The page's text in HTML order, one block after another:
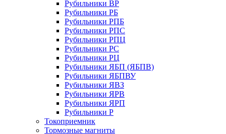
Рубильники ВР
Рубильники РБ
Рубильники РПБ
Рубильники РПС
Рубильники РПЦ
Рубильники РС
Рубильники РЦ
Рубильники ЯБП (ЯБПВ)
Рубильники ЯБПВУ
Рубильники ЯВЗ
Рубильники ЯРВ
Рубильники ЯРП
Рубильники Р
Токоприемник
Тормозные магниты